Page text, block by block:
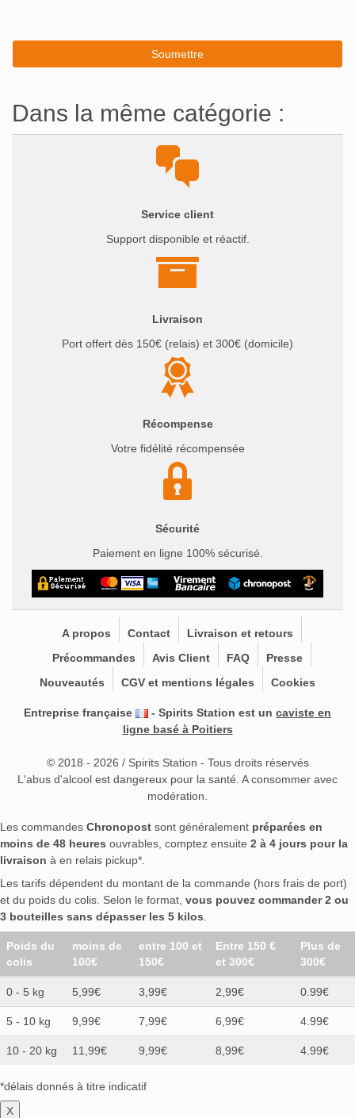
Dans la même catégorie :
Service client
Support disponible et réactif.
Livraison
Port offert dès 150€ (relais) et 300€ (domicile)
Récompense
Votre fidélité récompensée
Sécurité
Paiement en ligne 100% sécurisé.
A propos Contact
Livraison et retours
Précommandes
Avis Client FAQ
Presse
Nouveautés
CGV et mentions légales Cookies
Entreprise française - Spirits Station est un caviste en
ligne basé à Poitiers
© 2018 - 2026 / Spirits Station - Tous droits réservés
L'abus d'alcool est dangereux pour la santé. A consommer avec
modération.
Les commandes Chronopost sont généralement préparées en
moins de 48 heures ouvrables, comptez ensuite 2 à 4 jours pour la
livraison à en relais pickup*.
Les tarifs dépendent du montant de la commande (hors frais de port)
et du poids du colis. Selon le format, vous pouvez commander 2 ou
3 bouteilles sans dépasser les 5 kilos.
Poids du
colis
moins de
100€
entre 100 et
150€
Entre 150 €
et 300€
Plus de
300€
0 - 5 kg 5,99€ 3,99€ 2,99€ 0.99€
5 - 10 kg 9,99€ 7,99€ 6,99€ 4.99€
10 - 20 kg 11,99€ 9,99€ 8,99€ 4.99€
*délais donnés à titre indicatif
X